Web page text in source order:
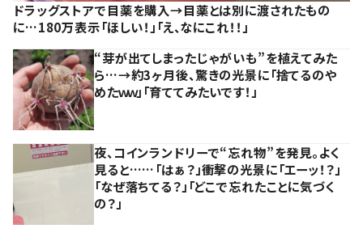
ドラッグストアで目薬を購入→目薬とは別に渡されたもの
に…180万表示「ほしい！」「え、なにこれ！！」
“芽が出てしまったじゃがいも”を植えてみた
ら…→約3ヶ月後、驚きの光景に「捨てるのや
めたｗｗ」「育ててみたいです！」
夜、コインランドリーで“忘れ物”を発見。よく
見ると……「はぁ？」衝撃の光景に「エーッ！？」
「なぜ落ちてる？」「どこで忘れたことに気づく
の？」